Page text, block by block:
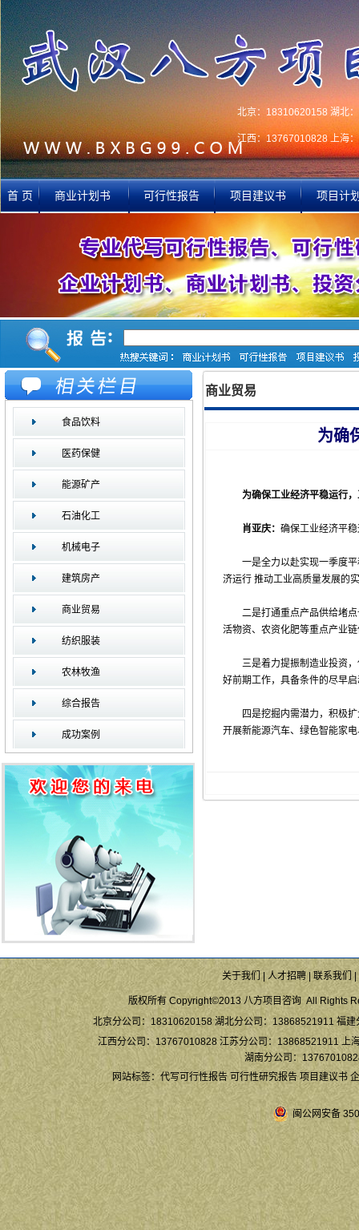
北京：18310620158 湖北
江西：13767010828 上海
首 页 商业计划书 可行性报告 项目建议书 项目计
食品饮料
医药保健
能源矿产
石油化工
机械电子
建筑房产
商业贸易
纺织服装
农林牧渔
综合报告
成功案例
商业贸易
为确
为确保工业经济平稳运行
肖亚庆： 确保工业经济平
一是全力以赴实现一季度
济运行 推动工业高质量发展的
二是打通重点产品供给堵
活物资、农资化肥等重点产业
三是着力提振制造业投资
好前期工作，具备条件的尽早
四是挖掘内需潜力，积极
开展新能源汽车、绿色智能家
关于我们 | 人才招聘| 联系我们
版权所有 Copyright©2013 八方项目咨询 All Rights
北京分公司：18310620158 湖北分公司：13868521911 福
江西分公司：13767010828 江苏分公司：13868521911 上
湖南分公司：
网站标签：代写可行性报告 可行性研究报告 项目建议书
闽公网安备